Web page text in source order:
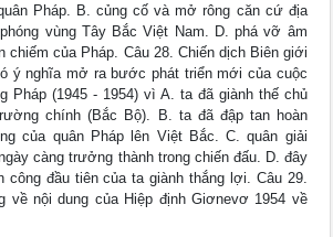
Pháp. B. củng cố và mở rông căn cứ địa
vùng Tây Bắc Việt Nam. D. phá vỡ âm
chiếm của Pháp. Câu 28. Chiến dịch Biên giới
ý nghĩa mở ra bước phát triển mới của cuộc
Pháp (1945 - 1954) vì A. ta đã giành thế chủ
chính (Bắc Bộ). B. ta đã đập tan hoàn
của quân Pháp lên Việt Bắc. C. quân giải
càng trưởng thành trong chiến đấu. D. đây
công đầu tiên của ta giành thắng lợi. Câu 29.
về nội dung của Hiệp định Giơnevơ 1954 về